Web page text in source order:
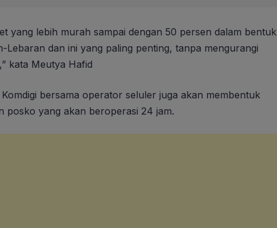
yang lebih murah sampai dengan 50 persen dalam bentuk
Lebaran dan ini yang paling penting, tanpa mengurangi
kata Meutya Hafid
bersama operator seluler juga akan membentuk
posko yang akan beroperasi 24 jam.